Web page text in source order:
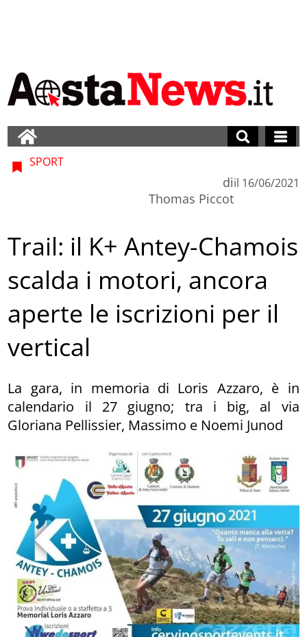
SPORT
di
Thomas Piccot
il 16/06/2021
Trail: il K+ Antey-Chamois
scalda i motori, ancora
aperte le iscrizioni per il
vertical
La gara, in memoria di Loris Azzaro, è in
calendario il 27 giugno; tra i big, al via
Gloriana Pellissier, Massimo e Noemi Junod